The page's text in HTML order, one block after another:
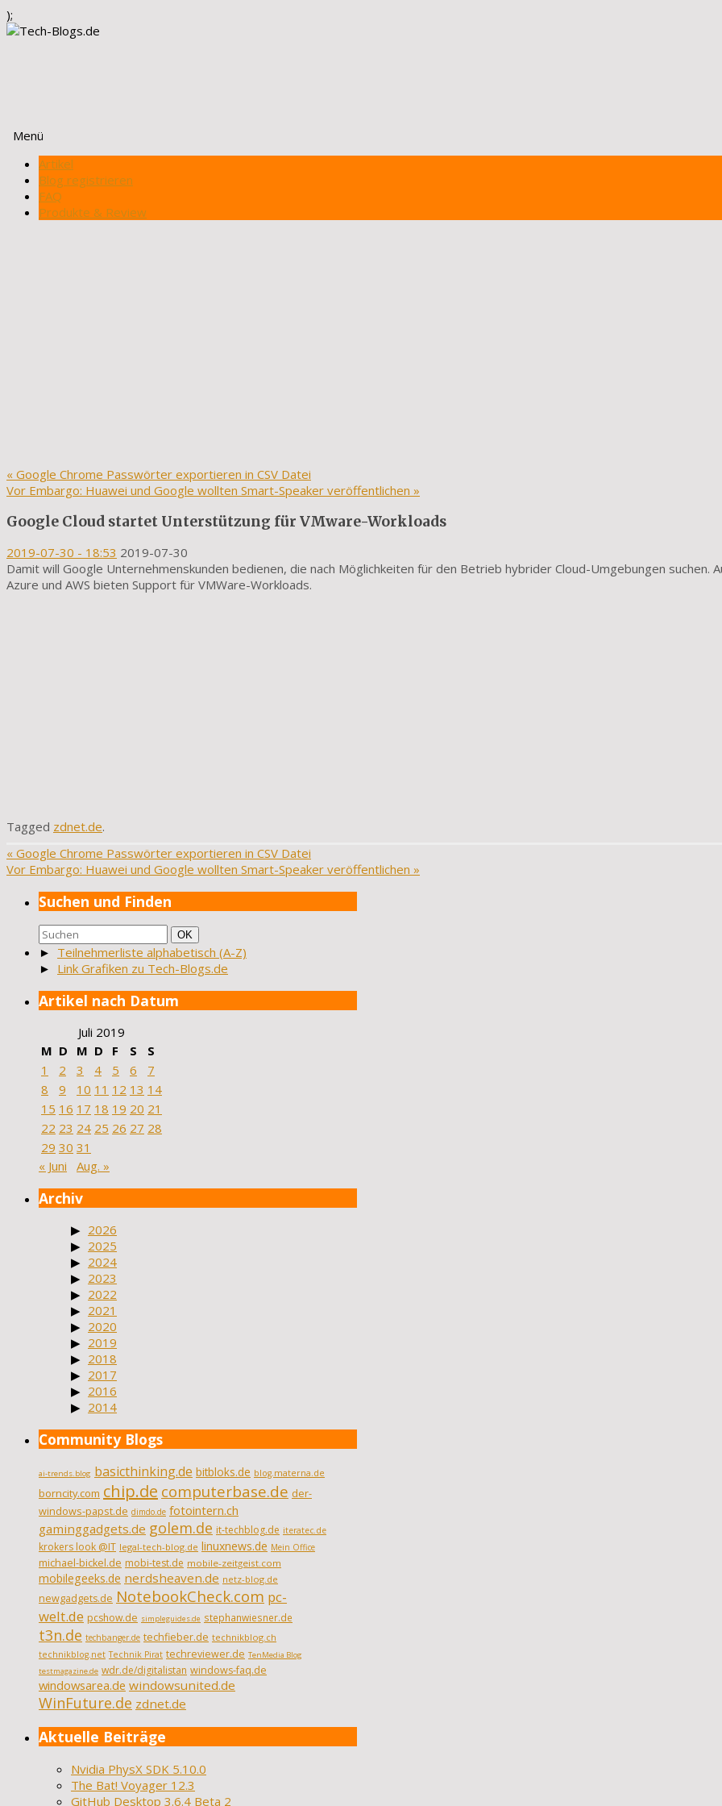
);
Menü
Zum
Inhalt
springen
Artikel
Blog registrieren
FAQ
Produkte & Review
« Google Chrome Passwörter exportieren in CSV Datei
Vor Embargo: Huawei und Google wollten Smart-Speaker veröffentlichen »
Google Cloud startet Unterstützung für VMware-Workloads
2019-07-30 - 18:53 2019-07-30
Damit will Google Unternehmenskunden bedienen, die nach Möglichkeiten für den Betrieb hybrider Cloud-Umgebungen suchen.
Azure und AWS bieten Support für VMWare-Workloads.
Tagged zdnet.de.
« Google Chrome Passwörter exportieren in CSV Datei
Vor Embargo: Huawei und Google wollten Smart-Speaker veröffentlichen »
Suchen und Finden
Suchen
nach:
Suchen
OK
► Teilnehmerliste alphabetisch (A-Z)
► Link Grafiken zu Tech-Blogs.de
Artikel nach Datum
Juli 2019
M D M D F S
S
1
2 3 4 5 6
7
8
9 10 11 12 13 14
15 16 17 18 19 20 21
22 23 24 25 26 27 28
29 30 31
« Juni
Aug. »
Archiv
2026
2025
2024
2023
2022
2021
2020
2019
2018
2017
2016
2014
Community Blogs
ai-trends.blog basicthinking.de bitbloks.de blog.materna.de
borncity.com chip.de computerbase.de der-
windows-papst.de dimdo.de fotointern.ch
gaminggadgets.de golem.de it-techblog.de iteratec.de
krokers look @IT legal-tech-blog.de linuxnews.de Mein Office
michael-bickel.de mobi-test.de mobile-zeitgeist.com
mobilegeeks.de nerdsheaven.de netz-blog.de
newgadgets.de NotebookCheck.com pc-
welt.de pcshow.de simpleguides.de stephanwiesner.de
t3n.de techbanger.de techfieber.de technikblog.ch
technikblog.net Technik Pirat techreviewer.de TenMedia Blog
testmagazine.de wdr.de/digitalistan windows-faq.de
windowsarea.de windowsunited.de
WinFuture.de zdnet.de
Aktuelle Beiträge
Nvidia PhysX SDK 5.10.0
The Bat! Voyager 12.3
GitHub Desktop 3.6.4 Beta 2